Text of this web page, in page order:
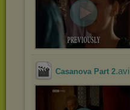
Casanova Part 2.avi